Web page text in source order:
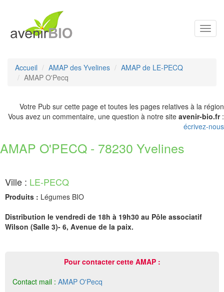
Accueil AMAP des Yvelines
AMAP de LE-PECQ
AMAP O'Pecq
Votre Pub sur cette page et toutes les pages relatives à la région
Vous avez un commentaire, une question à notre site avenir-bio.fr:
écrivez-nous
AMAP O'PECQ - 78230 Yvelines
Ville : LE-PECQ
Produits : Légumes BIO
Distribution le vendredi de 18h à 19h30 au Pôle associatif
Wilson (Salle 3)- 6, Avenue de la paix.
Pour contacter cette AMAP :
Contact mail : AMAP O'Pecq